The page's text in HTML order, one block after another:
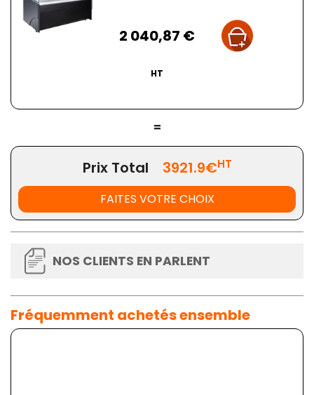
2 040,87 €
HT
=
Prix Total 3921.9€HT
FAITES VOTRE CHOIX
NOS CLIENTS EN PARLENT
Fréquemment achetés ensemble